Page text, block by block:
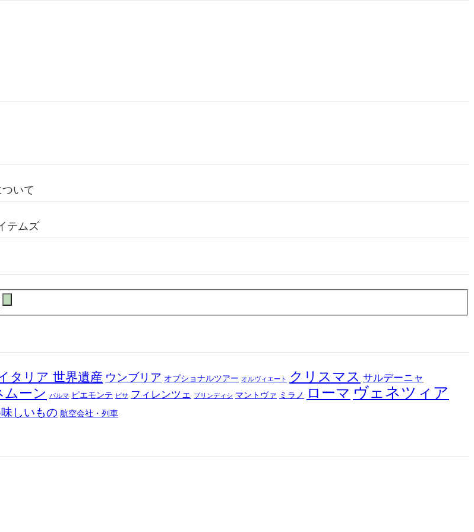
いて
テムズ
タリア 世界遺産 ウンブリア オプショナルツアー オルヴィエート クリスマス サルデーニャ
ムーン パルマ ピエモンテ ピサ フィレンツェ ブリンディシ マントヴァ ミラノ ローマ ヴェネツィア
しいもの 航空会社・列車